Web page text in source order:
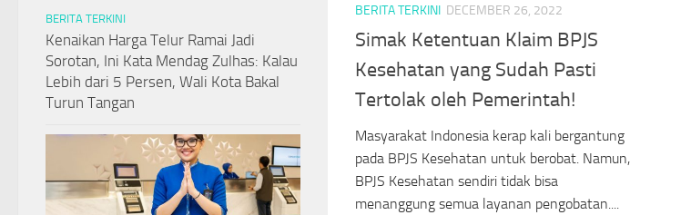
BERITA TERKINI DECEMBER 26, 2022
Simak Ketentuan Klaim BPJS
Kesehatan yang Sudah Pasti
Tertolak oleh Pemerintah!
Masyarakat Indonesia kerap kali bergantung
pada BPJS Kesehatan untuk berobat. Namun,
BPJS Kesehatan sendiri tidak bisa
menanggung semua layanan pengobatan....
BERITA TERKINI
Kenaikan Harga Telur Ramai Jadi
Sorotan, Ini Kata Mendag Zulhas: Kalau
Lebih dari 5 Persen, Wali Kota Bakal
Turun Tangan